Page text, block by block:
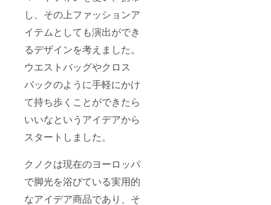
し、その上ファッションア
イテムとしても演出ができ
るデザインを考えました。
ウエストバッグやクロス
バックのように手軽にかけ
て持ち歩くことができたら
いいなというアイデアから
スタートしました。
クノクは現在のヨーロッパ
で脚光を浴びている実用的
なアイデア商品であり、そ